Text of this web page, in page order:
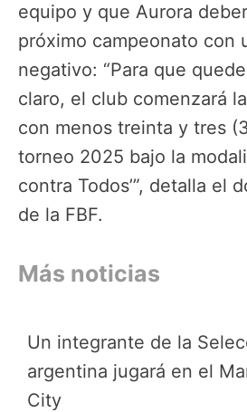
equipo y que Aurora
próximo campeonato con
negativo: “Para que
claro, el club comenzará
con menos treinta y tres
torneo 2025 bajo la
contra Todos’”, detalla el
de la FBF.
Más noticias
Un integrante de la
argentina jugará en el
City